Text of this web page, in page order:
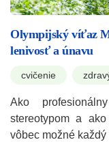
Olympijský víťaz
lenivosť a únavu
cvičenie
Ako
stereotypom a
vôbec možné